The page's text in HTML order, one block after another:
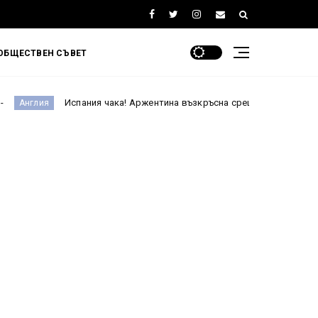
СЪВЕТ
Испания чака! Аржентина възкръсна срещу Англия и е на финал на